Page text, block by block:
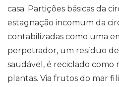
casa. Partições básicas da
estagnação incomum da
contabilizadas como uma
perpetrador, um resíduo
saudável, é reciclado como
plantas. Via frutos do mar